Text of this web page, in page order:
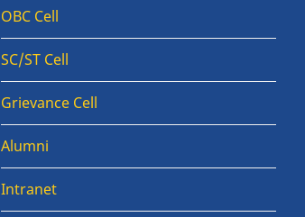
OBC Cell
SC/ST Cell
Grievance Cell
Alumni
Intranet